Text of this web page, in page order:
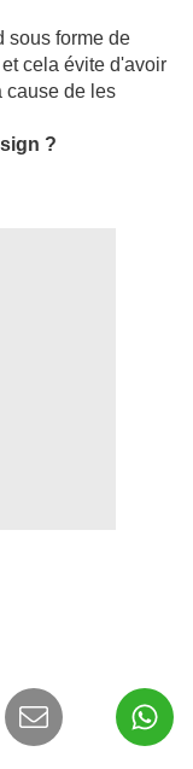
sous forme de
cela évite d'avoir
cause de les
?